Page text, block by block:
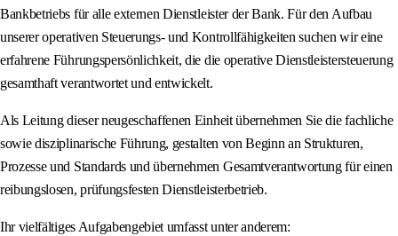
Bankbetriebs für alle externen Dienstleister der Bank. Für den Aufbau
unserer operativen Steuerungs- und Kontrollfähigkeiten suchen wir eine
erfahrene Führungspersönlichkeit, die die operative Dienstleistersteuerung
gesamthaft verantwortet und entwickelt.
Als Leitung dieser neugeschaffenen Einheit übernehmen Sie die fachliche
sowie disziplinarische Führung, gestalten von Beginn an Strukturen,
Prozesse und Standards und übernehmen Gesamtverantwortung für einen
reibungslosen, prüfungsfesten Dienstleisterbetrieb.
Ihr vielfältiges Aufgabengebiet umfasst unter anderem: